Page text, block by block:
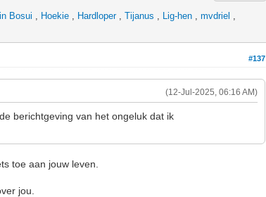
Bosui , Hoekie , Hardloper,Tijanus , Lig-hen ,mvdriel ,
#137
(12-Jul-2025, 06:16 AM)
berichtgeving van het ongeluk dat ik
toe aan jouw leven.
jou.